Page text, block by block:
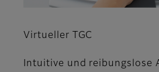
Virtueller TGC
Intuitive und reibungslose